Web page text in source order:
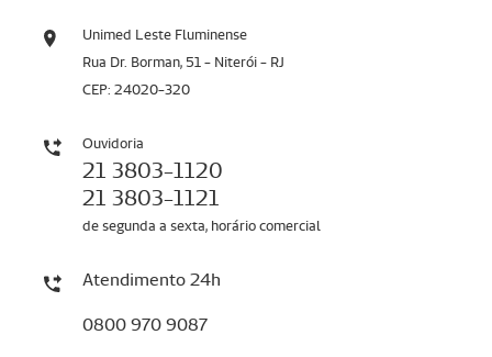
Unimed Leste Fluminense
Rua Dr. Borman, 51 - Niterói - RJ
CEP: 24020-320
Ouvidoria
21 3803-1120
21 3803-1121
de segunda a sexta, horário comercial
Atendimento 24h
0800 970 9087